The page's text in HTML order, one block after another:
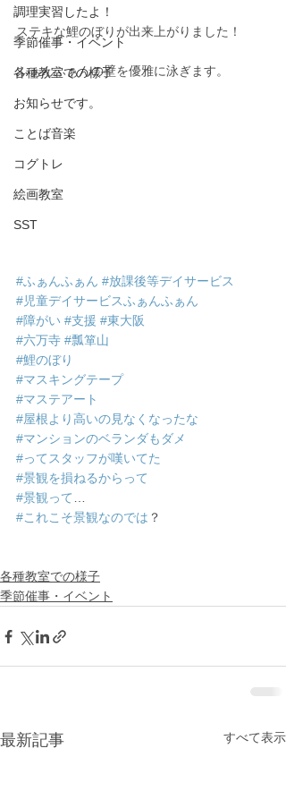
調理実習したよ！
季節催事・イベント
各種教室での様子
お知らせです。
ことば音楽
コグトレ
絵画教室
SST
ステキな鯉のぼりが出来上がりました！
ふぁんふぁんの壁を優雅に泳ぎます。
#ふぁんふぁん #放課後等デイサービス
#児童デイサービスふぁんふぁん
#障がい #支援 #東大阪
#六万寺 #瓢箪山
#鯉のぼり
#マスキングテープ
#マステアート
#屋根より高いの見なくなったな
#マンションのベランダもダメ
#ってスタッフが嘆いてた
#景観を損ねるからって
#景観って
#これこそ景観なのでは ？
各種教室での様子
季節催事・イベント
最新記事 すべて表示